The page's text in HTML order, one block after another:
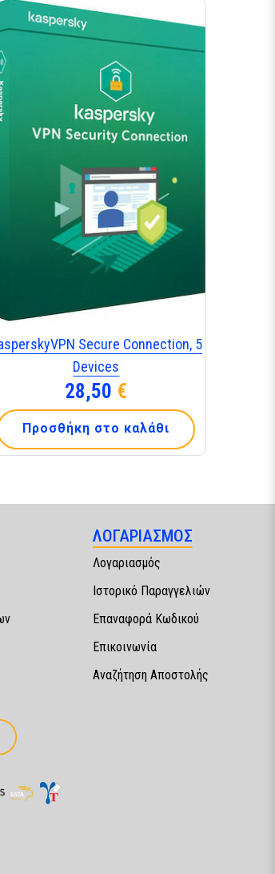
Secure Connection, 5
Devices
28,50 €
Προσθήκη στο καλάθι
ΛΟΓΑΡΙΑΣΜΟΣ
Λογαριασμός
Ιστορικό Παραγγελιών
Επαναφορά Κωδικού
Επικοινωνία
Αναζήτηση Αποστολής